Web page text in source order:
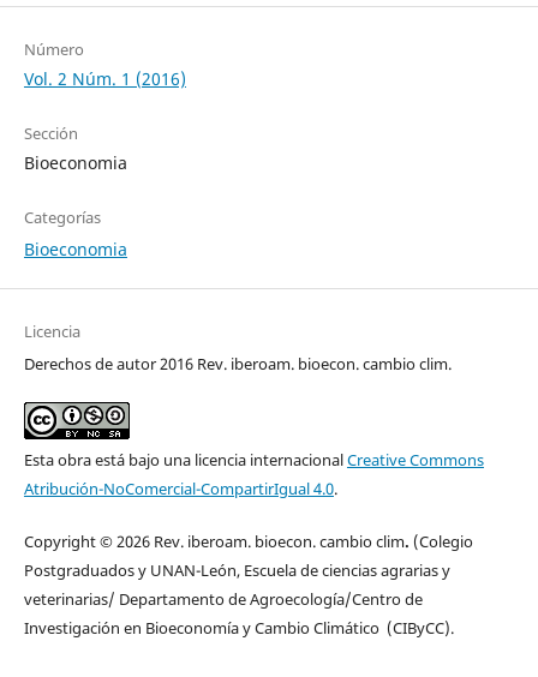
Número
Vol. 2 Núm. 1 (2016)
Sección
Bioeconomia
Categorías
Bioeconomia
Licencia
Derechos de autor 2016 Rev. iberoam. bioecon. cambio clim.
Esta obra está bajo una licencia internacionalCreative Commons
Atribución-NoComercial-CompartirIgual 4.0.
Copyright © 2026 Rev. iberoam. bioecon. cambio clim. (Colegio
Postgraduados y UNAN-León, Escuela de ciencias agrarias y
veterinarias/ Departamento de Agroecología/Centro de
Investigación en Bioeconomía y Cambio Climático (CIByCC).